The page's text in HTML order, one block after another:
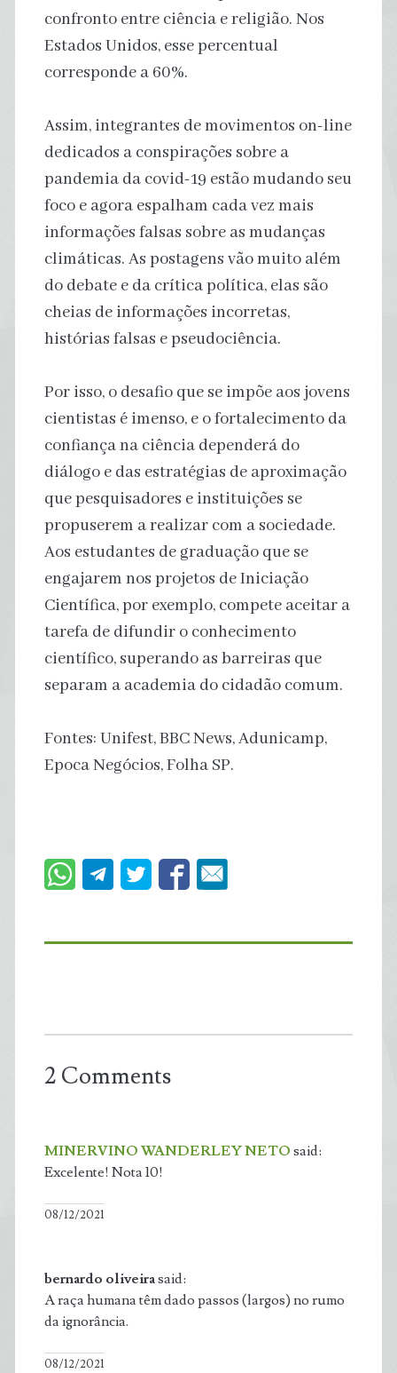
confronto entre ciência e religião. Nos
Estados Unidos, esse percentual
corresponde a 60%.
Assim, integrantes de movimentos on-line
dedicados a conspirações sobre a
pandemia da covid-19 estão mudando seu
foco e agora espalham cada vez mais
informações falsas sobre as mudanças
climáticas. As postagens vão muito além
do debate e da crítica política, elas são
cheias de informações incorretas,
histórias falsas e pseudociência.
Por isso, o desafio que se impõe aos jovens
cientistas é imenso, e o fortalecimento da
confiança na ciência dependerá do
diálogo e das estratégias de aproximação
que pesquisadores e instituições se
propuserem a realizar com a sociedade.
Aos estudantes de graduação que se
engajarem nos projetos de Iniciação
Científica, por exemplo, compete aceitar a
tarefa de difundir o conhecimento
científico, superando as barreiras que
separam a academia do cidadão comum.
Fontes: Unifest, BBC News, Adunicamp,
Epoca Negócios, Folha SP.
2 Comments
MINERVINO WANDERLEY NETO said:
Excelente! Nota 10!
08/12/2021
bernardo oliveirasaid:
A raça humana têm dado passos (largos) no rumo
da ignorância.
08/12/2021